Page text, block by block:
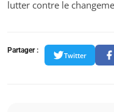
lutter contre le
Partager :
Twitter